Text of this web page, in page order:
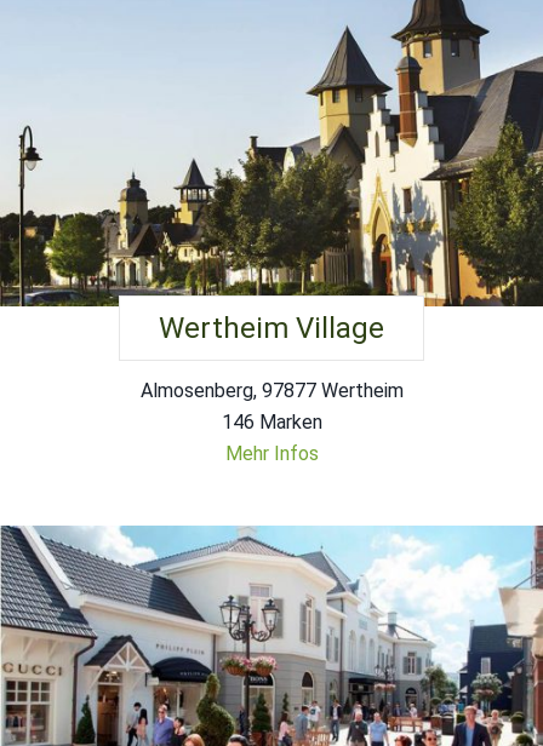
Wertheim Village
Almosenberg, 97877 Wertheim
146 Marken
Mehr Infos